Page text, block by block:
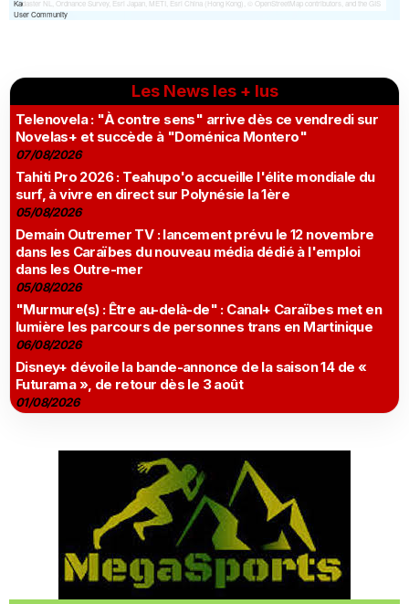
Les News les + lus
Telenovela : "À contre sens" arrive dès ce vendredi sur
Novelas+ et succède à "Doménica Montero"
07/08/2026
Tahiti Pro 2026 : Teahupo'o accueille l'élite mondiale du
surf, à vivre en direct sur Polynésie la 1ère
05/08/2026
Demain Outremer TV : lancement prévu le 12 novembre
dans les Caraïbes du nouveau média dédié à l'emploi
dans les Outre-mer
05/08/2026
"Murmure(s) : Être au-delà-de" : Canal+ Caraïbes met en
lumière les parcours de personnes trans en Martinique
06/08/2026
Disney+ dévoile la bande-annonce de la saison 14 de «
Futurama », de retour dès le 3 août
01/08/2026